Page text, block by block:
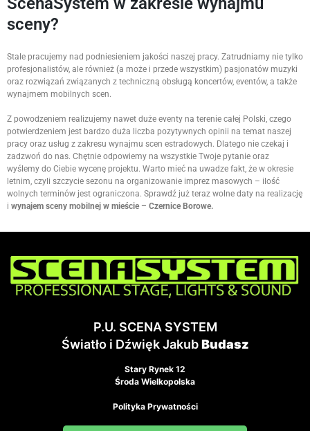
sceny?
Stale pracujemy nad podniesieniem jakości naszej pracy. Zatrudniamy nie tylko
profesjonalistów, ale również (a może i przede wszystkim) pasjonatów muzyki
oraz rozwiązań związanych z techniczną obsługą koncertów, eventów, a także
wynajmem mobilnych scen.
Z powodzeniem realizujemy nawet duże eventy na terenie całej Polski, czego
potwierdzeniem jest bardzo duża liczba pozytywnych opinii na temat naszej
pracy oraz usług z zakresu wynajmu scen estradowych. Dlatego nie czekaj i
zadzwoń do nas. Chętnie odpowiemy na wszystkie Twoje pytanie oraz
wyślemy do Ciebie wycenę projektu. Warto mieć na uwadze fakt, że w okresie
letnim, czyli szczycie sezonu na organizowanie imprez masowych – ilość
wolnych terminów jest ograniczona. Sprawdź już teraz wolne daty na realizację
i wynajem sceny mobilnej w mieście – Czernice Borowe.
P.U. SCENA SYSTEM
Światło i Dźwięk JakubBudasz
Stary Rynek 12
Środa Wielkopolska
Polityka Prywatności